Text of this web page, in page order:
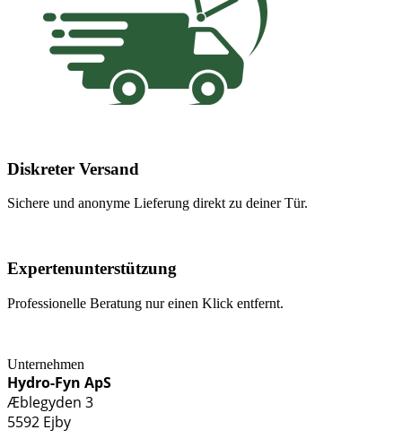
Diskreter Versand
Sichere und anonyme Lieferung direkt zu deiner Tür.
Expertenunterstützung
Professionelle Beratung nur einen Klick entfernt.
Unternehmen
Hydro-Fyn ApS
Æblegyden 3
5592 Ejby